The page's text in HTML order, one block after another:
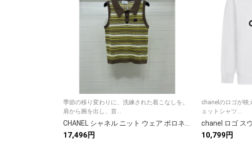
季節の移り変わりに、洗練された着こなしを。
肩から腕を出し、首...
CHANEL シャネル ニット ウェア ポロネック バストップ バイカラー レースプリント ブラウン ネイビー
17,496円
chanelのロゴが映
ェットシャツ...
10,799円